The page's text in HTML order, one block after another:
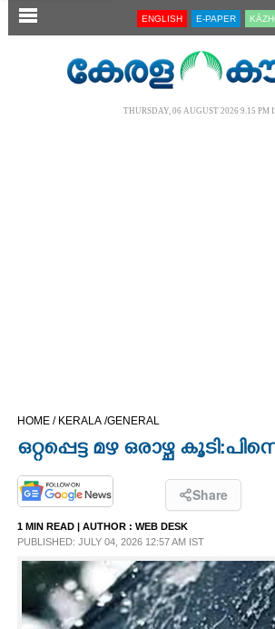
SECTIONS
CINEMA
OPINION
PHOTOS
LIFESTYLE
ENGLISH E-PAPER
THURSDAY, 06 AUGUST 2026 9.15 PM
HOME / KERALA /GENERAL
ഒറ്റപ്പെട്ട മഴ ഒരാഴ്ച
Share
1 MIN READ | AUTHOR : WEB DESK
PUBLISHED: JULY 04, 2026 12:57 AM IST